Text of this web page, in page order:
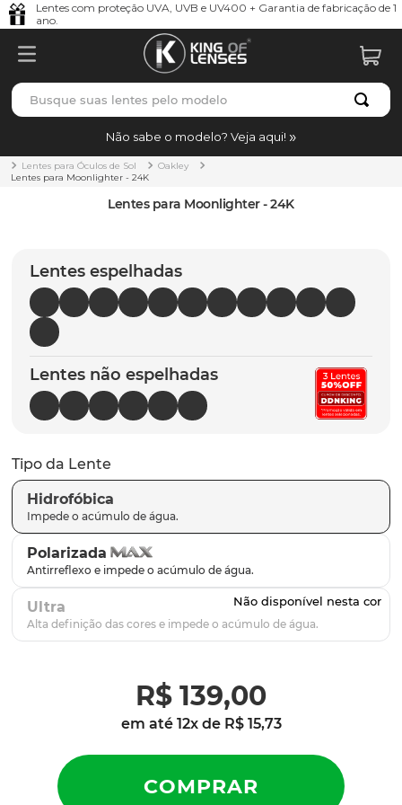
Lentes com proteção UVA, UVB e UV400 + Garantia de fabricação de 1
ano.
Busque suas lentes pelo modelo
Não sabe o modelo? Veja aqui!
Lentes para Óculos de Sol
Oakley
Lentes para Moonlighter - 24K
Lentes para Moonlighter - 24K
Lentes espelhadas
Lentes não espelhadas
Tipo da Lente
Hidrofóbica
Polarizada
Ultra
R$ 139,00
em até 12x de R$ 15,73
TERMOS MAIS BUSCADOS
1º borrachas
holbrook
5º chaves
6º t-shock
7º latch
8º gasket
9º parafusos